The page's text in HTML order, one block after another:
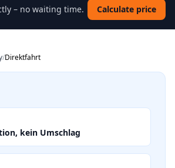
– no waiting time. Calculate price
/Direktfahrt
kein Umschlag